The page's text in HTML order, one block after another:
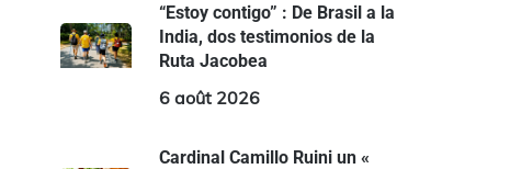
“Estoy contigo” : De Brasil a la
India, dos testimonios de la
Ruta Jacobea
6 août 2026
Cardinal Camillo Ruini un «